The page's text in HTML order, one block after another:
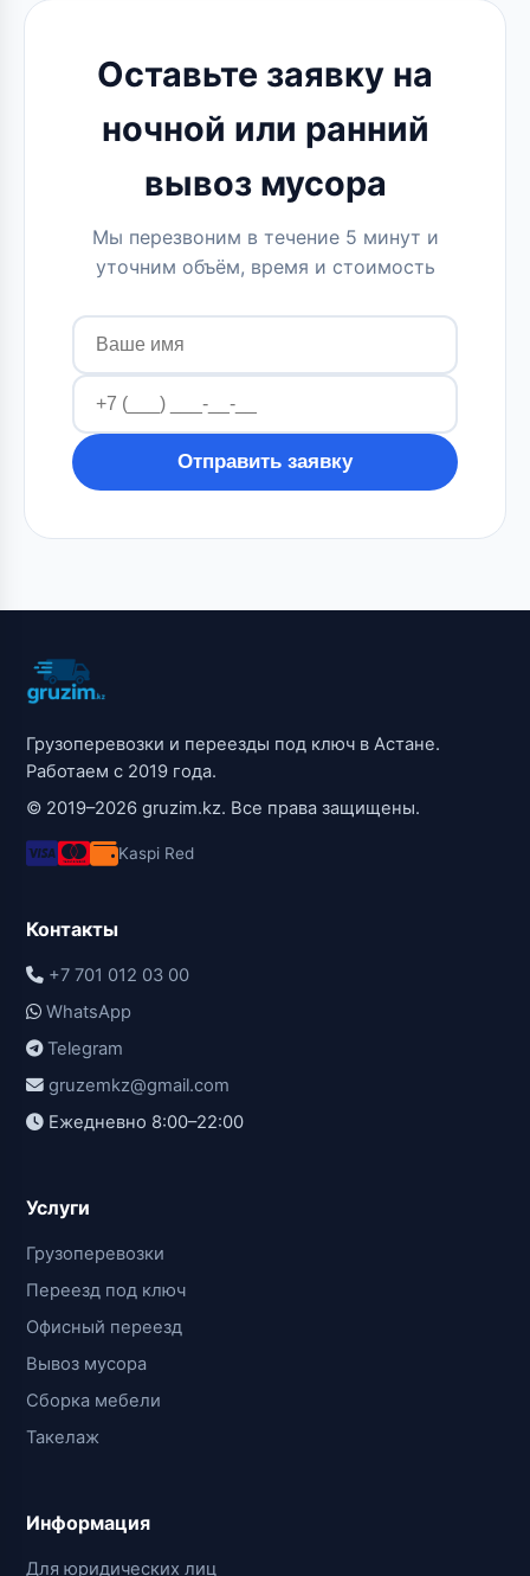
Оставьте заявку на
ночной или ранний
вывоз мусора
Мы перезвоним в течение 5 минут и
уточним объём, время и стоимость
Отправить заявку
Грузоперевозки и переезды под ключ в Астане.
Работаем с 2019 года.
© 2019–2026 gruzim.kz. Все права защищены.
Kaspi Red
Контакты
+7 701 012 03 00
WhatsApp
Telegram
gruzemkz@gmail.com
Ежедневно 8:00–22:00
Услуги
Грузоперевозки
Переезд под ключ
Офисный переезд
Вывоз мусора
Сборка мебели
Такелаж
Информация
Для юридических лиц